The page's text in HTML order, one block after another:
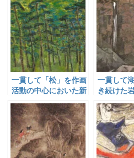
一貫して「松」を作画
活動の中心においた新
道繁
一貫して
き続けた